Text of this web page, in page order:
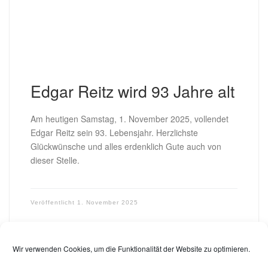
Wir verwenden Cookies, um die Funktionalität der Website zu optimieren.
Edgar Reitz wird 93 Jahre alt
Am heutigen Samstag, 1. November 2025, vollendet
Edgar Reitz sein 93. Lebensjahr. Herzlichste
Glückwünsche und alles erdenklich Gute auch von
dieser Stelle.
Veröffentlicht 1. November 2025